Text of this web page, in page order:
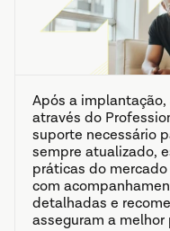
Após a
através do
suporte necessário
sempre atualizado,
práticas do
com
detalhadas e
asseguram a